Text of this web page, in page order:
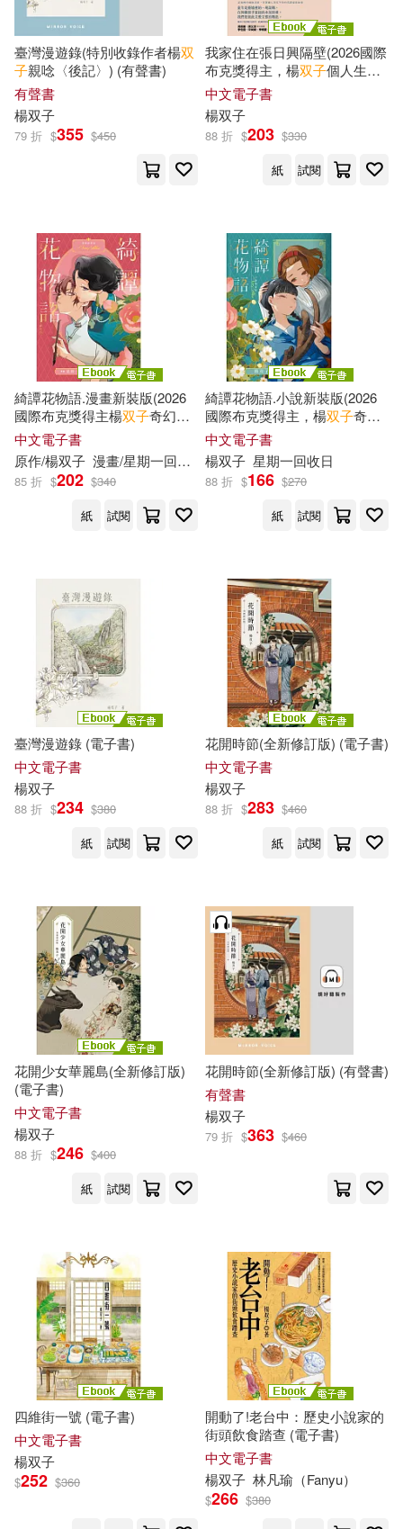
臺灣漫遊錄(特別收錄作者楊双
子親唸〈後記〉) (有聲書)
有聲書
楊双子
79 折 $355 $450
我家住在張日興隔壁(2026國際
布克獎得主，楊双子個人生命
書寫) (電子書)
中文電子書
楊双子
88 折 $203 $330
紙
試閱
綺譚花物語.漫畫新裝版(2026
國際布克獎得主楊双子奇幻代
表作，日本國際漫畫賞得主星
期一回收日執筆改編) (電子書)
中文電子書
原作/楊双子 漫畫/星期一回收日
85 折 $202 $340
紙
試閱
綺譚花物語.小說新裝版(2026
國際布克獎得主，楊双子奇幻
代表作) (電子書)
中文電子書
楊双子 星期一回收日
88 折 $166 $270
紙
試閱
臺灣漫遊錄 (電子書)
中文電子書
楊双子
88 折 $234 $380
紙
試閱
花開時節(全新修訂版) (電子書)
中文電子書
楊双子
88 折 $283 $460
紙
試閱
花開少女華麗島(全新修訂版)
(電子書)
中文電子書
楊双子
88 折 $246 $400
紙
試閱
花開時節(全新修訂版) (有聲書)
有聲書
楊双子
79 折 $363 $460
四維街一號 (電子書)
中文電子書
楊双子
$252 $360
開動了!老台中：歷史小說家的
街頭飲食踏查 (電子書)
中文電子書
楊双子 林凡瑜（Fanyu）
$266 $380